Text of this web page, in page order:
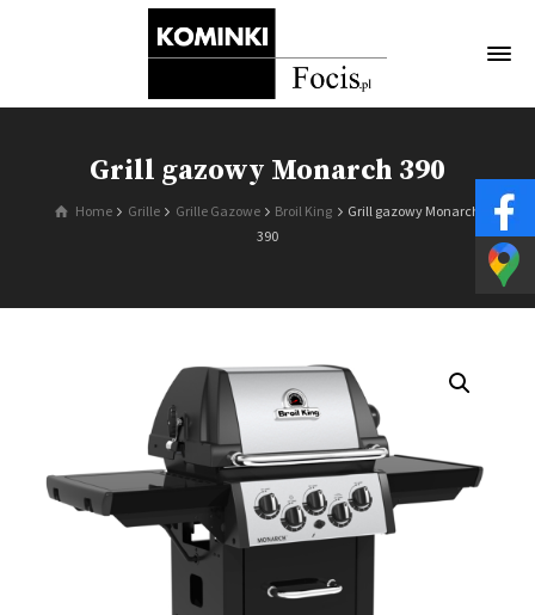
Grill gazowy Monarch 390
Home Grille Grille Gazowe Broil King
Grill gazowy Monarch
390